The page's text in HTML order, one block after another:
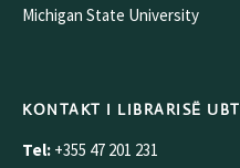
Michigan State University
KONTAKT I LIBRARISË UBT
Tel: +355 47 201 231